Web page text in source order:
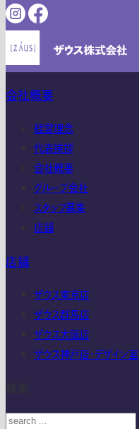
会社概要
経営理念
代表挨拶
会社概要
グループ会社
スタッフ募集
店舗
店舗
ザウス東京店
ザウス群馬店
ザウス大阪店
ザウス神戸店・デザイン室